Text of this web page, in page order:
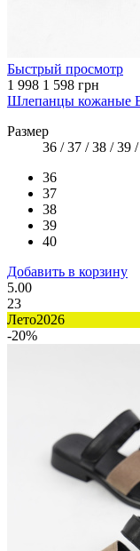
Быстрый просмотр
1 998 1 598 грн
Шлепанцы кожаные
Размер
36 / 37 / 38 / 39
36
37
38
39
40
Добавить в корзину
5.00
23
Лето2026
-20%